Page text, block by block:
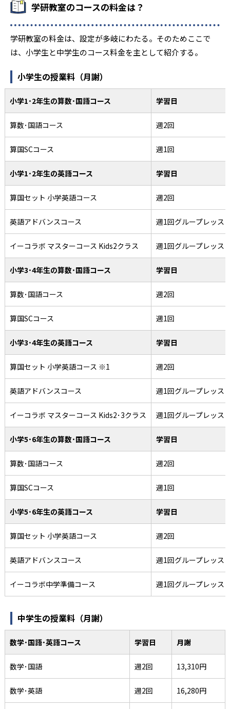
学研教室のコースの料金は？
学研教室の料金は、設定が多岐にわたる。そのためここで
は、小学生と中学生のコース料金を主として紹介する。
小学生の授業料（月謝）
小学1･2年生の算数･国語コース 学習日
算数･国語コース 週2回
算国SCコース 週1回
小学1･2年生の英語コース 学習日
算国セット 小学英語コース 週2回
英語アドバンスコース 週1回グループレッス
イーコラボ マスターコース Kids2クラス 週1回グループレッス
小学3･4年生の算数･国語コース 学習日
算数･国語コース 週2回
算国SCコース 週1回
小学3･4年生の英語コース 学習日
算国セット 小学英語コース ※1 週2回
英語アドバンスコース 週1回グループレッス
イーコラボ マスターコース Kids2･3クラス 週1回グループレッス
小学5･6年生の算数･国語コース 学習日
算数･国語コース 週2回
算国SCコース 週1回
小学5･6年生の英語コース 学習日
算国セット 小学英語コース 週2回
英語アドバンスコース 週1回グループレッス
イーコラボ中学準備コース 週1回グループレッス
中学生の授業料（月謝）
数学･国語･英語コース 学習日 月謝
数学･国語 週2回 13,310円
数学･英語 週2回 16,280円